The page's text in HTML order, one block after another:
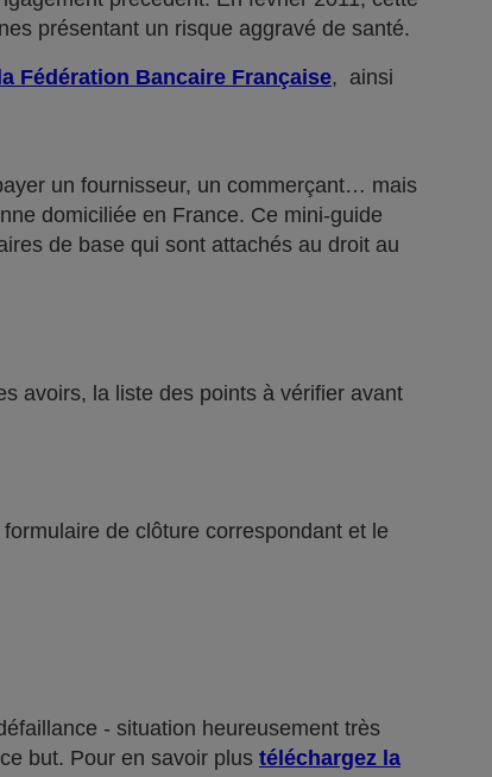
présentant un risque aggravé de santé.
Fédération Bancaire Française, ainsi
un fournisseur, un commerçant… mais
domiciliée en France. Ce mini-guide
de base qui sont attachés au droit au
avoirs, la liste des points à vérifier avant
de clôture correspondant et le
- situation heureusement très
but. Pour en savoir plus téléchargez la